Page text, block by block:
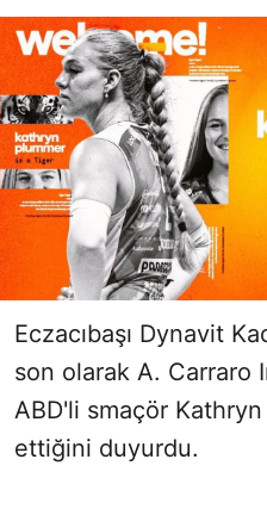
Eczacıbaşı Dynavit
son olarak A. Carraro
ABD'li smaçör Kathryn
ettiğini duyurdu.